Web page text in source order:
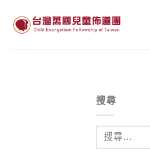
content
搜尋